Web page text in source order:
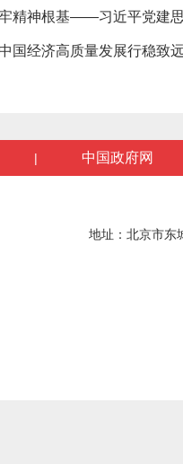
精神根基——习近平党建
国经济高质量发展行稳致
| 中国政府网
地址：北京市东